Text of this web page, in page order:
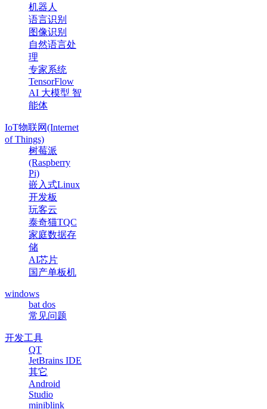
机器人
语言识别
图像识别
自然语言处
理
专家系统
TensorFlow
AI 大模型 智
能体
IoT物联网(Internet
of Things)
树莓派
(Raspberry
Pi)
嵌入式Linux
开发板
玩客云
泰奇猫TQC
家庭数据存
储
AI芯片
国产单板机
windows
bat dos
常见问题
开发工具
QT
JetBrains IDE
其它
Android
Studio
miniblink